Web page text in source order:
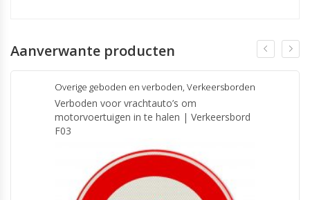
Aanverwante producten
Overige geboden en verboden, Verkeersborden
Verboden voor vrachtauto’s om
motorvoertuigen in te halen | Verkeersbord
F03